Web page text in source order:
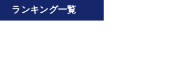
ランキング一覧